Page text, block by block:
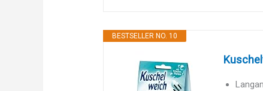
BESTSELLER NO. 10